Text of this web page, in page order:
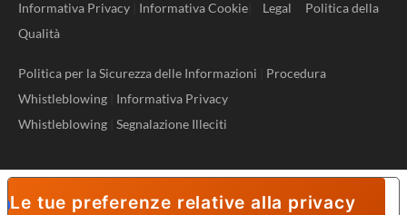
Informativa Privacy
Informativa Cookie Legal
Politica della
Qualità
Politica per la Sicurezza delle Informazioni
Procedura
Whistleblowing
Informativa Privacy
Whistleblowing Segnalazione Illeciti
Le tue preferenze relative alla privacy